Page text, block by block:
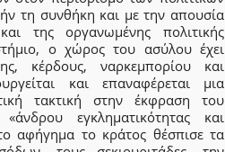
τη συνθήκη και με την απουσία
της οργανωμένης πολιτικής
ο χώρος του ασύλου έχει
κέρδους, ναρκεμπορίου και
και επαναφέρεται μια
τακτική στην έκφραση του
εγκληματικότητας και
αφήγημα το κράτος θέσπισε τα